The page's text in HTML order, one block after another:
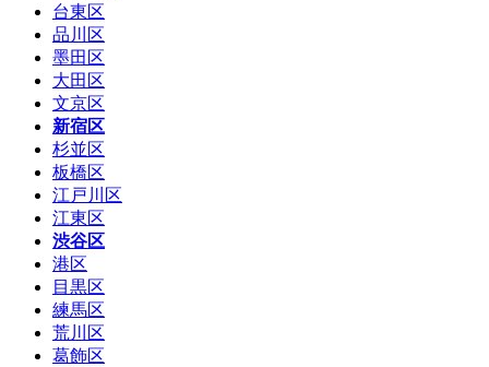
台東区
品川区
墨田区
大田区
文京区
新宿区
杉並区
板橋区
江戸川区
江東区
渋谷区
港区
目黒区
練馬区
荒川区
葛飾区